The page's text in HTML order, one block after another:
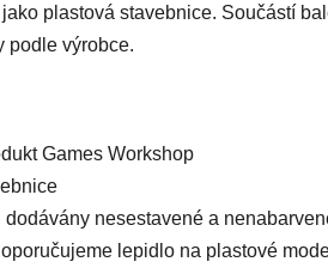
plastová stavebnice. Součástí
podle výrobce.
Games Workshop
dodávány nesestavené a
lepidlo na plastové